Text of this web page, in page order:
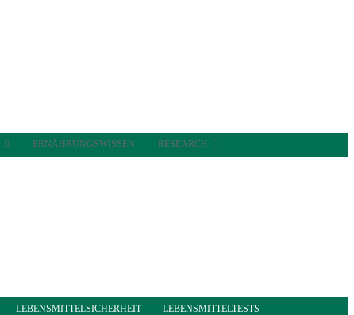
ERNÄHRUNGSWISSEN RESEARCH
LEBENSMITTELSICHERHEIT LEBENSMITTELTESTS